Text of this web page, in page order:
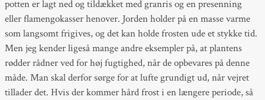
potten er lagt ned og tildækket med granris og en presenning
eller flamengokasser henover. Jorden holder på en masse varme
som langsomt frigives, og det kan holde frosten ude et stykke tid.
Men jeg kender ligeså mange andre eksempler på, at plantens
rødder rådner ved for høj fugtighed, når de opbevares på denne
måde. Man skal derfor sørge for at lufte grundigt ud, når vejret
tillader det. Hvis der kommer hård frost i en længere periode, så